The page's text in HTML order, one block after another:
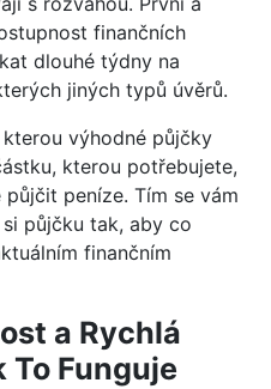
finančních
dlouhé týdny na
jiných typů úvěrů.
výhodné půjčky
kterou potřebujete,
peníze. Tím se vám
půjčku tak, aby co
finančním
a Rychlá
To Funguje